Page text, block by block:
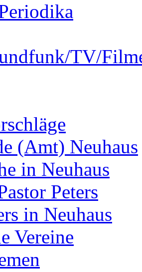
TV/
(Amt) Neuhaus
in Neuhaus
Peters
in Neuhaus
Vereine